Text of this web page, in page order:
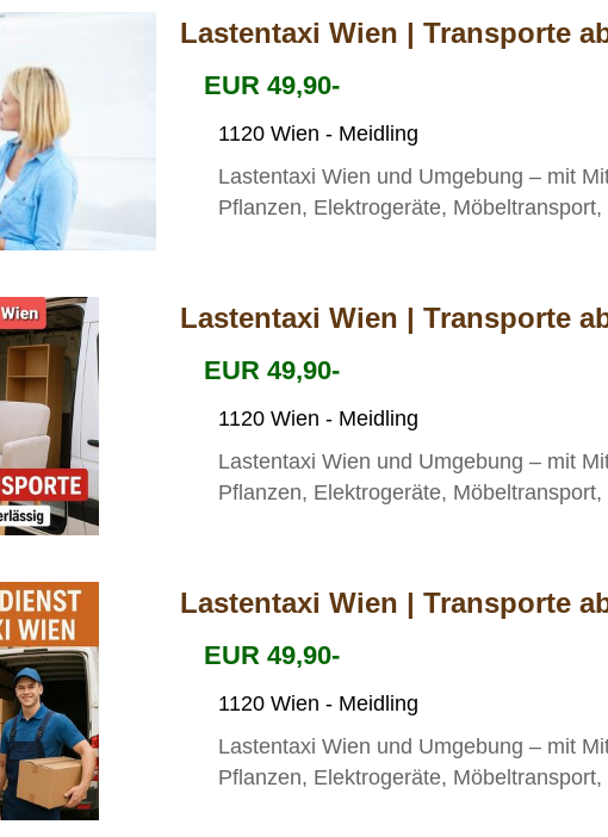
Lastentaxi Wien | Transporte
EUR 49,90-
1120 Wien - Meidling
Lastentaxi Wien und Umgebung – mit
Pflanzen, Elektrogeräte,
Lastentaxi Wien | Transporte
EUR 49,90-
1120 Wien - Meidling
Lastentaxi Wien und Umgebung – mit
Pflanzen, Elektrogeräte,
Lastentaxi Wien | Transporte
EUR 49,90-
1120 Wien - Meidling
Lastentaxi Wien und Umgebung – mit
Pflanzen, Elektrogeräte,